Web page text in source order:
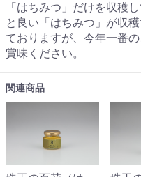
「はちみつ」だけを収穫
と良い「はちみつ」が収
ておりますが、今年一番
賞味ください。
関連商品